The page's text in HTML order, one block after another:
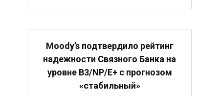
Moody’s подтвердило рейтинг
надежности Связного Банка на
уровне B3/NP/E+ с прогнозом
«стабильный»